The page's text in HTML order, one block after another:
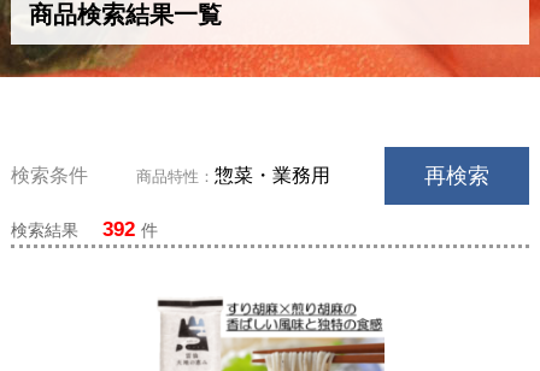
商品検索結果一覧
検索条件 商品特性： 惣菜・業務用 再検索
検索結果 392 件